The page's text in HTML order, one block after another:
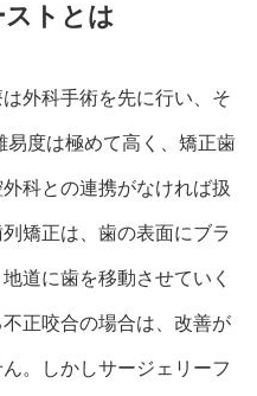
トとは
外科手術を先に行い、そ
易度は極めて高く、矯正歯
科との連携がなければ扱
矯正は、歯の表面にブラ
道に歯を移動させていく
正咬合の場合は、改善が
。しかしサージェリーフ